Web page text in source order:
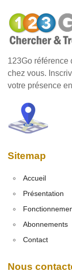
123Go référence
chez vous.
votre présence
Sitemap
Accueil
Présentation
Abonnements
Contact
Nous